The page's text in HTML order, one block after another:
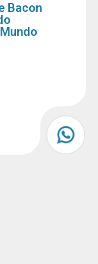
Bacon